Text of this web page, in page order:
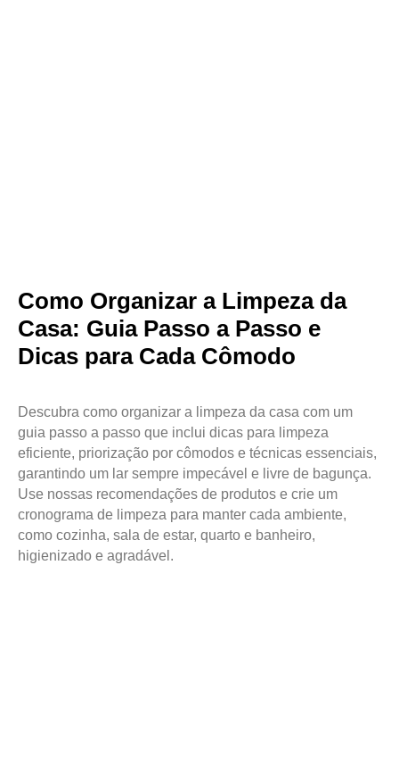
Como Organizar a Limpeza da
Casa: Guia Passo a Passo e
Dicas para Cada Cômodo
Descubra como organizar a limpeza da casa com um
guia passo a passo que inclui dicas para limpeza
eficiente, priorização por cômodos e técnicas essenciais,
garantindo um lar sempre impecável e livre de bagunça.
Use nossas recomendações de produtos e crie um
cronograma de limpeza para manter cada ambiente,
como cozinha, sala de estar, quarto e banheiro,
higienizado e agradável.